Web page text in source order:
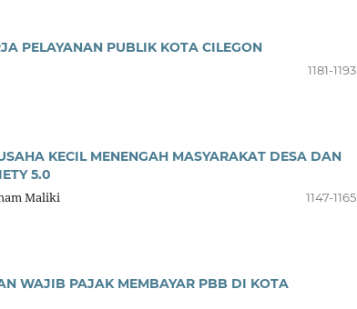
PELAYANAN PUBLIK KOTA CILEGON
1181-1193
KECIL MENENGAH MASYARAKAT DESA DAN
5.0
Maliki
1147-1165
WAJIB PAJAK MEMBAYAR PBB DI KOTA